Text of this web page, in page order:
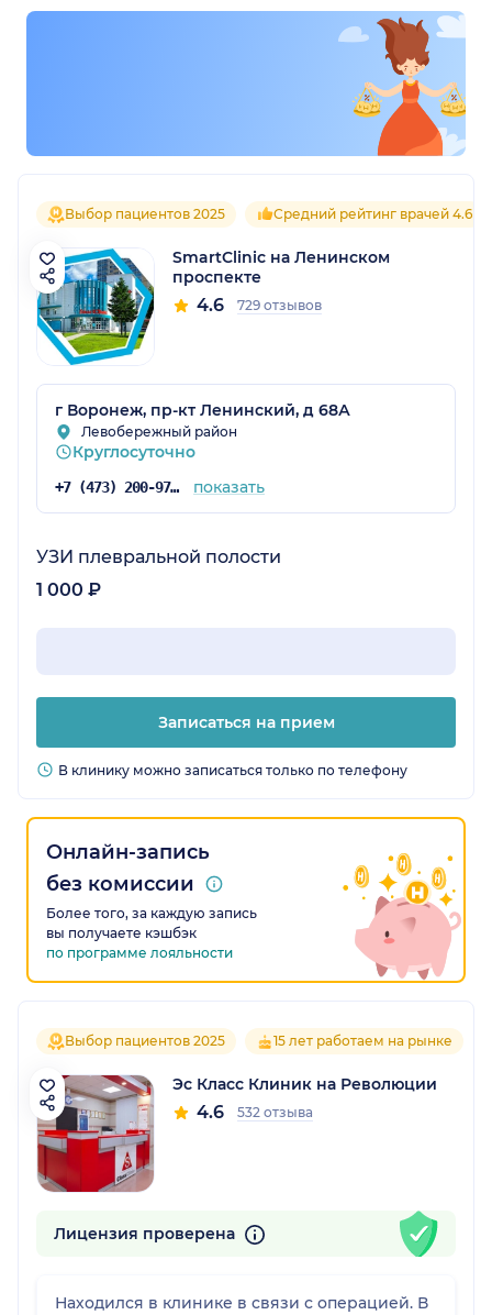
Выбор пациентов 2025 Средний рейтинг врачей 4.6
SmartClinic на Ленинском
проспекте
4.6 729 отзывов
г Воронеж, пр-кт Ленинский, д 68А
Левобережный район
Круглосуточно
+7 (473) 200-97-34 показать
УЗИ плевральной полости
1 000 ₽
Записаться на прием
В клинику можно записаться только по телефону
Онлайн-запись
без комиссии
Более того, за каждую запись
вы получаете кэшбэк
по программе лояльности
Выбор пациентов 2025 15 лет работаем на рынке
Эс Класс Клиник на Революции
4.6 532 отзыва
Лицензия проверена
Находился в клинике в связи с операцией. В